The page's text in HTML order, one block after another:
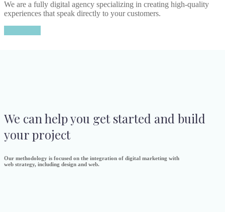
We are a fully digital agency specializing in creating high-quality
experiences that speak directly to your customers.
We can help you get started and build
your project
Our methodology is focused on the integration of digital marketing with
web strategy, including design and web.